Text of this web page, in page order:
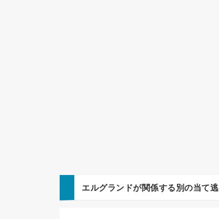
エルグランドが関係する別の当て